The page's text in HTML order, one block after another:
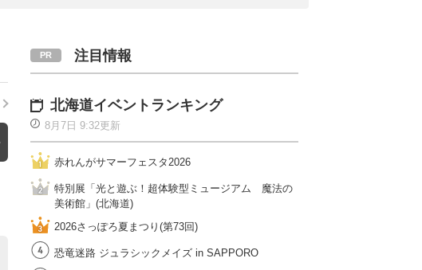
注目情報
北海道イベントランキング
8月7日 9:32更新
赤れんがサマーフェスタ2026
特別展「光と遊ぶ！超体験型ミュージアム 魔法の
美術館」(北海道)
2026さっぽろ夏まつり(第73回)
恐竜迷路 ジュラシックメイズ in SAPPORO